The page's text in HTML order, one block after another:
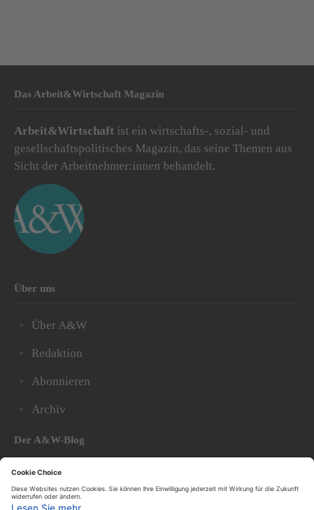
Das Arbeit&Wirtschaft Magazin
Arbeit&Wirtschaft ist ein wirtschafts-, sozial- und
gesellschaftspolitisches Magazin, das seine Themen aus
Sicht der Arbeitnehmer:innen behandelt.
Über uns
Über A&W
Redaktion
Abonnieren
Archiv
Der A&W-Blog
DerA&W-Blog
hat sich in den vergangenen Jahren zu einem der